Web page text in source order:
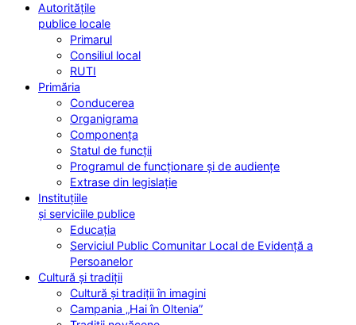
Autoritățile
publice locale
Primarul
Consiliul local
RUTI
Primăria
Conducerea
Organigrama
Componența
Statul de funcții
Programul de funcționare și de audiențe
Extrase din legislație
Instituțiile
și serviciile publice
Educația
Serviciul Public Comunitar Local de Evidență a
Persoanelor
Cultură și tradiții
Cultură și tradiții în imagini
Campania „Hai în Oltenia”